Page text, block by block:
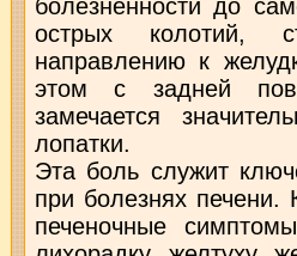
болезненности до
острых колотий,
направлению к
этом с задней
замечается
лопатки.
Эта боль служит
при болезнях
печеночные